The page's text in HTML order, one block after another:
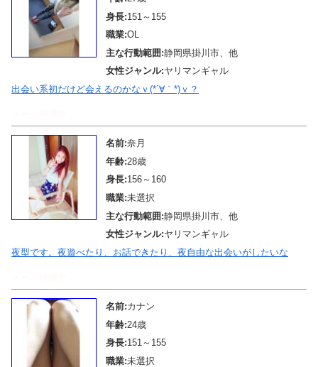
身長:151～155
職業:OL
主な行動範囲:静岡県掛川市、他
女性ジャンル:ヤリマンギャル
出会い系初だけど会えるのかなｖ(*´∀｀*)ｖ？
名前:奈月
年齢:28歳
身長:156～160
職業:未選択
主な行動範囲:静岡県掛川市、他
女性ジャンル:ヤリマンギャル
夜型です。夜遊べたり、お話できたり、夜自由な出会いがしたいな
名前:カナン
年齢:24歳
身長:151～155
職業:未選択